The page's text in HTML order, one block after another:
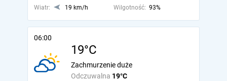
Wiatr:
19 km/h Wilgotność: 93%
06:00
19°C
Odczuwalna 19°C
Zachmurzenie duże